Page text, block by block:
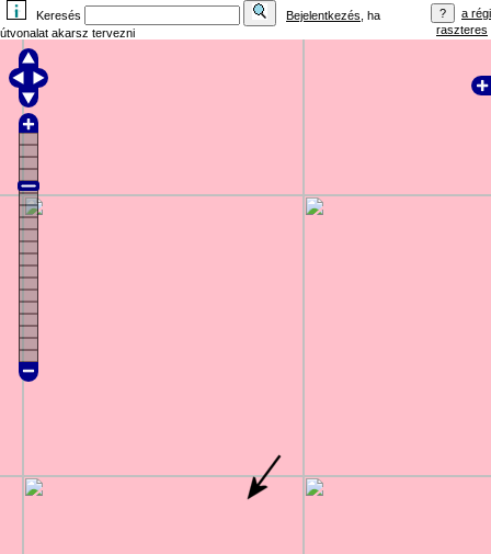
Keresés Bejelentkezés , ha
útvonalat akarsz tervezni
a régi
raszteres